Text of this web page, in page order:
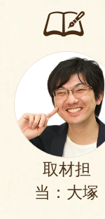
取材担
当：大塚